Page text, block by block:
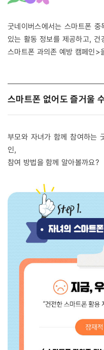
굿네이버스에서는 스마트폰
있는 활동 정보를 제공하고,
스마트폰 과의존 예방 캠페인>
스마트폰 없어도 즐거울
부모와 자녀가 함께 참여하는
인,
참여 방법을 함께 알아볼까요?